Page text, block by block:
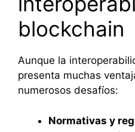
blockchain
Aunque la
presenta muchas
numerosos desafíos:
Normativas y